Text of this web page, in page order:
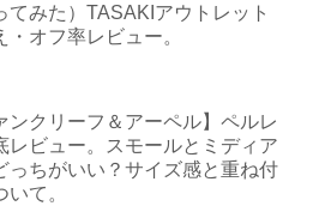
てみた）TASAKIアウトレット
・オフ率レビュー。
ンクリーフ＆アーペル】ペルレ
レビュー。スモールとミディア
っちがいい？サイズ感と重ね付
いて。